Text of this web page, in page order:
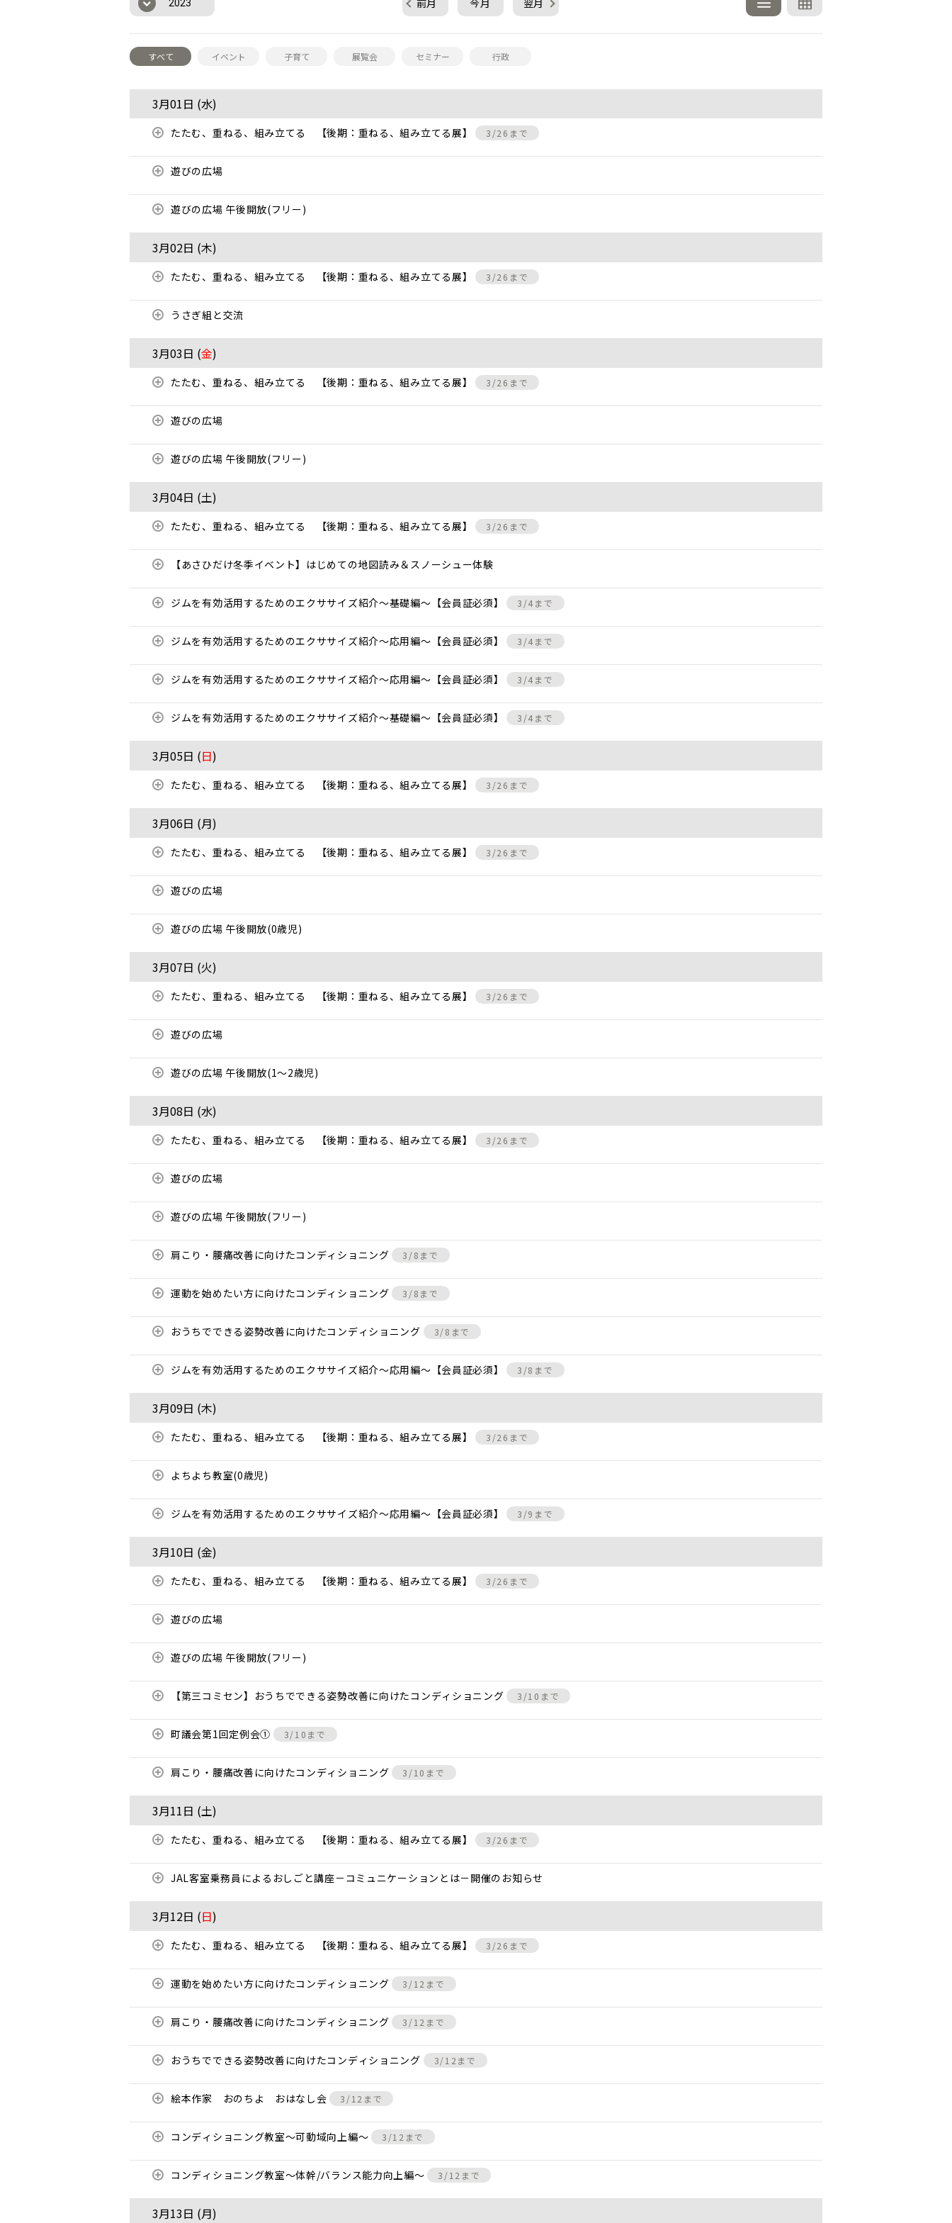
2023 前月 今月 翌月
すべて イベント 子育て 展覧会 セミナー 行政
3月01日 (水)
たたむ、重ねる、組み立てる 【後期：重ねる、組み立てる展】 3/26まで
遊びの広場
遊びの広場 午後開放(フリー)
3月02日 (木)
たたむ、重ねる、組み立てる 【後期：重ねる、組み立てる展】 3/26まで
うさぎ組と交流
3月03日 (金)
たたむ、重ねる、組み立てる 【後期：重ねる、組み立てる展】 3/26まで
遊びの広場
遊びの広場 午後開放(フリー)
3月04日 (土)
たたむ、重ねる、組み立てる 【後期：重ねる、組み立てる展】 3/26まで
【あさひだけ冬季イベント】はじめての地図読み＆スノーシュー体験
ジムを有効活用するためのエクササイズ紹介〜基礎編〜【会員証必須】 3/4まで
ジムを有効活用するためのエクササイズ紹介〜応用編〜【会員証必須】 3/4まで
ジムを有効活用するためのエクササイズ紹介〜応用編〜【会員証必須】 3/4まで
ジムを有効活用するためのエクササイズ紹介〜基礎編〜【会員証必須】 3/4まで
3月05日 (日)
たたむ、重ねる、組み立てる 【後期：重ねる、組み立てる展】 3/26まで
3月06日 (月)
たたむ、重ねる、組み立てる 【後期：重ねる、組み立てる展】 3/26まで
遊びの広場
遊びの広場 午後開放(0歳児)
3月07日 (火)
たたむ、重ねる、組み立てる 【後期：重ねる、組み立てる展】 3/26まで
遊びの広場
遊びの広場 午後開放(1～2歳児)
3月08日 (水)
たたむ、重ねる、組み立てる 【後期：重ねる、組み立てる展】 3/26まで
遊びの広場
遊びの広場 午後開放(フリー)
肩こり・腰痛改善に向けたコンディショニング 3/8まで
運動を始めたい方に向けたコンディショニング 3/8まで
おうちでできる姿勢改善に向けたコンディショニング 3/8まで
ジムを有効活用するためのエクササイズ紹介〜応用編〜【会員証必須】 3/8まで
3月09日 (木)
たたむ、重ねる、組み立てる 【後期：重ねる、組み立てる展】 3/26まで
よちよち教室(0歳児)
ジムを有効活用するためのエクササイズ紹介〜応用編〜【会員証必須】 3/9まで
3月10日 (金)
たたむ、重ねる、組み立てる 【後期：重ねる、組み立てる展】 3/26まで
遊びの広場
遊びの広場 午後開放(フリー)
【第三コミセン】おうちでできる姿勢改善に向けたコンディショニング 3/10まで
町議会第1回定例会① 3/10まで
肩こり・腰痛改善に向けたコンディショニング 3/10まで
3月11日 (土)
たたむ、重ねる、組み立てる 【後期：重ねる、組み立てる展】 3/26まで
JAL客室乗務員によるおしごと講座－コミュニケーションとは－開催のお知らせ
3月12日 (日)
たたむ、重ねる、組み立てる 【後期：重ねる、組み立てる展】 3/26まで
運動を始めたい方に向けたコンディショニング 3/12まで
肩こり・腰痛改善に向けたコンディショニング 3/12まで
おうちでできる姿勢改善に向けたコンディショニング 3/12まで
絵本作家 おのちよ おはなし会 3/12まで
コンディショニング教室〜可動域向上編〜 3/12まで
コンディショニング教室〜体幹/バランス能力向上編〜 3/12まで
3月13日 (月)